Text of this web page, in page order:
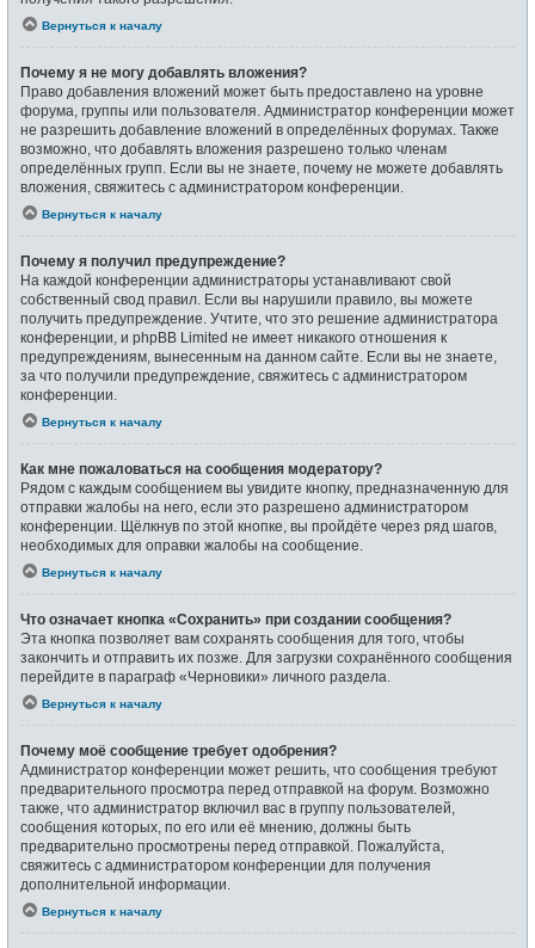
Вернуться к началу
Почему я не могу добавлять вложения?
Право добавления вложений может быть предоставлено на уровне
форума, группы или пользователя. Администратор конференции может
не разрешить добавление вложений в определённых форумах. Также
возможно, что добавлять вложения разрешено только членам
определённых групп. Если вы не знаете, почему не можете добавлять
вложения, свяжитесь с администратором конференции.
Вернуться к началу
Почему я получил предупреждение?
На каждой конференции администраторы устанавливают свой
собственный свод правил. Если вы нарушили правило, вы можете
получить предупреждение. Учтите, что это решение администратора
конференции, и phpBB Limited не имеет никакого отношения к
предупреждениям, вынесенным на данном сайте. Если вы не знаете,
за что получили предупреждение, свяжитесь с администратором
конференции.
Вернуться к началу
Как мне пожаловаться на сообщения модератору?
Рядом с каждым сообщением вы увидите кнопку, предназначенную для
отправки жалобы на него, если это разрешено администратором
конференции. Щёлкнув по этой кнопке, вы пройдёте через ряд шагов,
необходимых для оправки жалобы на сообщение.
Вернуться к началу
Что означает кнопка «Сохранить» при создании сообщения?
Эта кнопка позволяет вам сохранять сообщения для того, чтобы
закончить и отправить их позже. Для загрузки сохранённого сообщения
перейдите в параграф «Черновики» личного раздела.
Вернуться к началу
Почему моё сообщение требует одобрения?
Администратор конференции может решить, что сообщения требуют
предварительного просмотра перед отправкой на форум. Возможно
также, что администратор включил вас в группу пользователей,
сообщения которых, по его или её мнению, должны быть
предварительно просмотрены перед отправкой. Пожалуйста,
свяжитесь с администратором конференции для получения
дополнительной информации.
Вернуться к началу